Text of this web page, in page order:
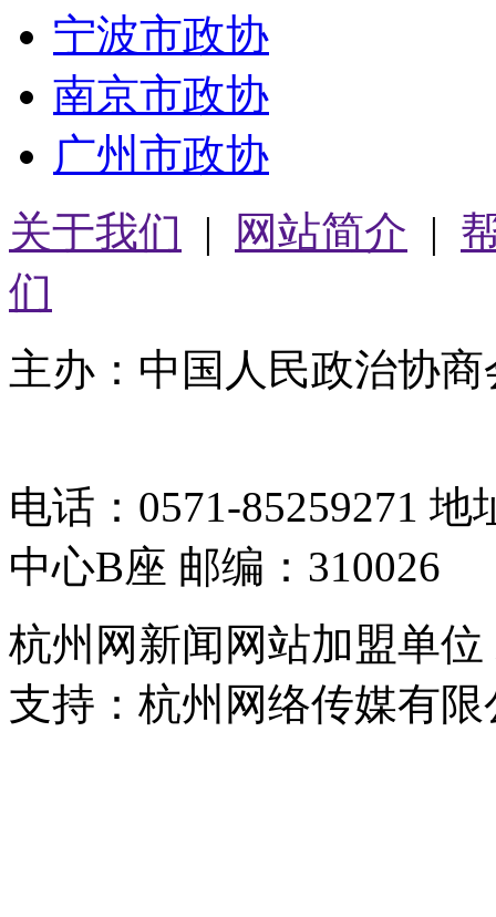
宁波市政协
南京市政协
广州市政协
关于我们 | 网站简介 |
们
主办：中国人民政治协
电话：0571-85259271
中心B座 邮编：310026
杭州网新闻网站加盟单
支持：杭州网络传媒有限